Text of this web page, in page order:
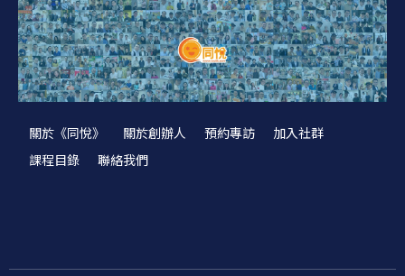
關於《同悅》 關於創辦人 預約專訪
加入社群
課程目錄
聯絡我們